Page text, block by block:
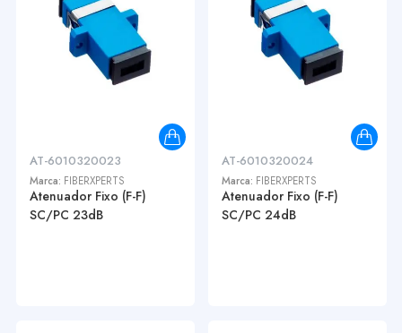
AT-6010320023
Marca: FIBERXPERTS
Atenuador Fixo (F-F)
SC/PC 23dB
AT-6010320024
Marca: FIBERXPERTS
Atenuador Fixo (F-F)
SC/PC 24dB